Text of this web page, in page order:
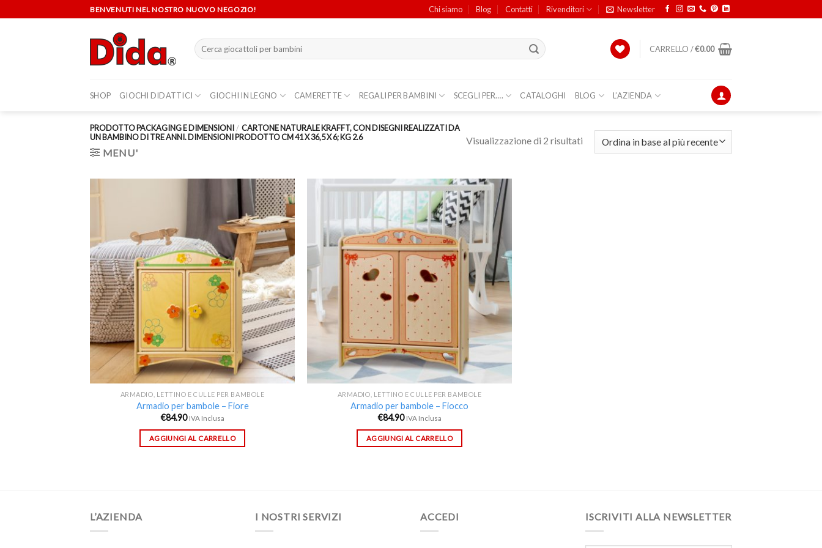
to
BENVENUTI NEL NOSTRO NUOVO NEGOZIO! Chi siamo Blog Contatti Rivenditori Newsletter
Cerca:
CARRELLO /€0.00
SHOP GIOCHI DIDATTICI GIOCHI IN LEGNO CAMERETTE REGALI PER BAMBINI SCEGLI PER…. CATALOGHI BLOG L’AZIENDA
PRODOTTO PACKAGING E DIMENSIONI / CARTONE NATURALE KRAFFT, CON DISEGNI REALIZZATI DA
UN BAMBINO DI TRE ANNI. DIMENSIONI PRODOTTO CM 41 X 36,5 X 6; KG 2.6
MENU'
Visualizzazione di 2 risultati
Aggiungi
alla lista
dei
desideri
ARMADIO, LETTINO E CULLE PER BAMBOLE
Armadio per bambole – Fiore
€84.90 IVA Inclusa
AGGIUNGI AL CARRELLO
Aggiungi
alla lista
dei
desideri
ARMADIO, LETTINO E CULLE PER BAMBOLE
Armadio per bambole – Fiocco
€84.90 IVA Inclusa
AGGIUNGI AL CARRELLO
L’AZIENDA I NOSTRI SERVIZI ACCEDI ISCRIVITI ALLA NEWSLETTER